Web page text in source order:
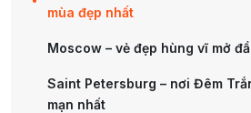
mùa đẹp nhất
Moscow – vẻ đẹp hùng vĩ mở
Saint Petersburg – nơi Đêm
mạn nhất